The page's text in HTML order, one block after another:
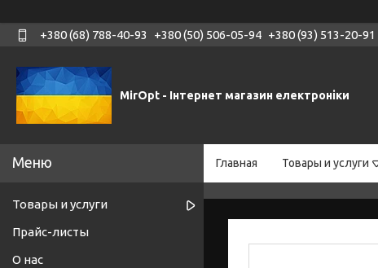
+380 (68) 788-40-93 +380 (50) 506-05-94 +380 (93) 513-20-91
MirOpt - Інтернет магазин електроніки
Главная Товары и услуги
Товары и услуги
Прайс-листы
О нас